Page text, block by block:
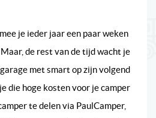
je ieder jaar een paar weken
de rest van de tijd wacht je
met smart op zijn volgend
die hoge kosten voor je camper
te delen via PaulCamper,